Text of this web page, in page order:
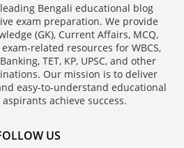
Bengali educational blog
exam preparation. We provide
(GK), Current Affairs, MCQ,
related resources for WBCS,
TET, KP, UPSC, and other
Our mission is to deliver
easy-to-understand educational
achieve success.
US